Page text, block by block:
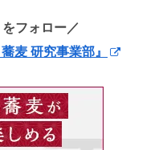
フォロー／
麦 研究事業部』